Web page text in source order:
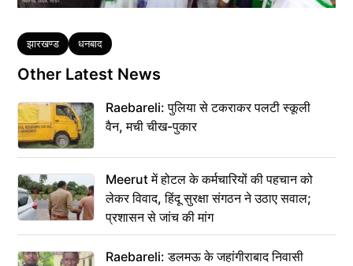
Tags
झारखण्ड धनबाद
Other Latest News
Raebareli: पुलिया से टकराकर पलटी स्कूली
वैन, मची चीख-पुकार
Meerut में होटल के कर्मचारियों की पहचान को
लेकर विवाद, हिंदू सुरक्षा संगठन ने उठाए सवाल;
प्रशासन से जांच की मांग
Raebareli: डलमऊ के जहांगीराबाद निवासी